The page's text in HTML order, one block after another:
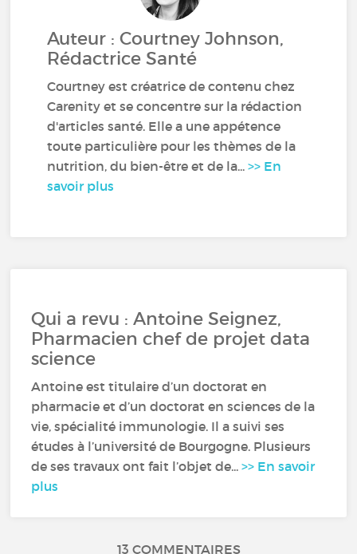
Auteur : Courtney Johnson,
Rédactrice Santé
Courtney est créatrice de contenu chez
Carenity et se concentre sur la rédaction
d'articles santé. Elle a une appétence
toute particulière pour les thèmes de la
nutrition, du bien-être et de la...>> En
savoir plus
Qui a revu : Antoine Seignez,
Pharmacien chef de projet data
science
Antoine est titulaire d’un doctorat en
pharmacie et d’un doctorat en sciences de la
vie, spécialité immunologie. Il a suivi ses
études à l’université de Bourgogne. Plusieurs
de ses travaux ont fait l’objet de...>> En savoir
plus
13 COMMENTAIRES